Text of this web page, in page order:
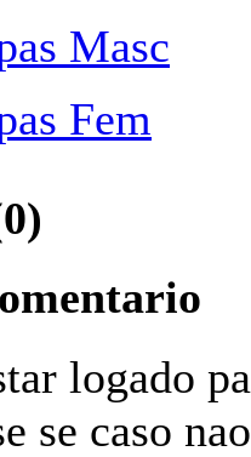
logado
se caso